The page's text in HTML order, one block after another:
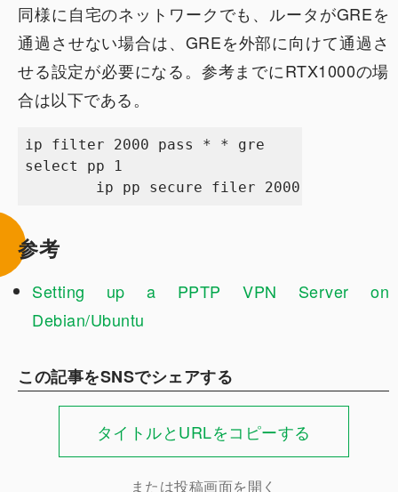
同様に自宅のネットワークでも、ルータがGREを
通過させない場合は、GREを外部に向けて通過さ
せる設定が必要になる。参考までにRTX1000の場
合は以下である。
ip filter 2000 pass * * gre
select pp 1
参考
Setting up a PPTP VPN Server on
Debian/Ubuntu
この記事をSNSでシェアする
タイトルとURLをコピーする
または投稿画面を開く